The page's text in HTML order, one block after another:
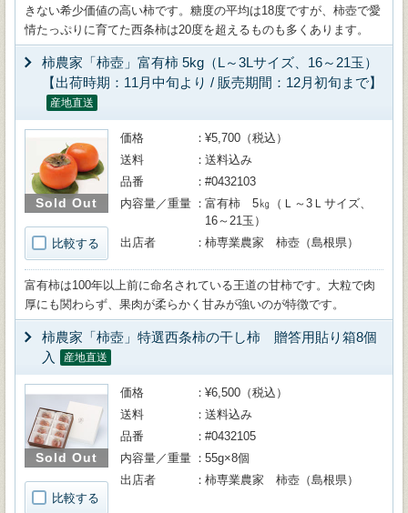
きない希少価値の高い柿です。糖度の平均は18度ですが、柿壺で愛
情たっぷりに育てた西条柿は20度を超えるものも多くあります。
柿農家「柿壺」富有柿 5kg（L～3Lサイズ、16～21玉）
【出荷時期：11月中旬より / 販売期間：12月初旬まで】
産地直送
Sold Out
比較する
価格
¥5,700（税込）
送料
送料込み
品番
#0432103
内容量／重量
富有柿 5㎏（Ｌ～3Ｌサイズ、
16～21玉）
出店者
柿専業農家 柿壺（島根県）
富有柿は100年以上前に命名されている王道の甘柿です。大粒で肉
厚にも関わらず、果肉が柔らかく甘みが強いのが特徴です。
柿農家「柿壺」特選西条柿の干し柿 贈答用貼り箱8個
入
産地直送
Sold Out
比較する
価格
¥6,500（税込）
送料
送料込み
品番
#0432105
内容量／重量
55g×8個
出店者
柿専業農家 柿壺（島根県）